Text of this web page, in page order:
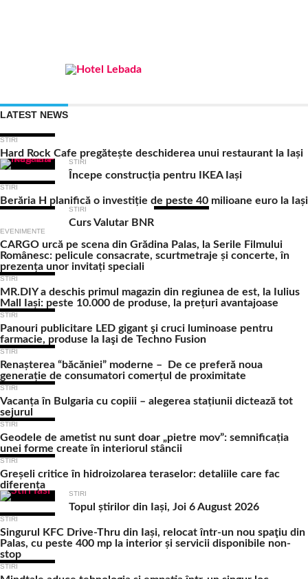
LATEST NEWS
STIRI
Hard Rock Cafe pregătește deschiderea unui restaurant la Iași
STIRI
Începe construcția pentru IKEA Iași
STIRI
Berăria H planifică o investiție de peste 40 milioane euro la Iași
STIRI
Curs Valutar BNR
EVENIMENTE
CARGO urcă pe scena din Grădina Palas, la Serile Filmului
Românesc: pelicule consacrate, scurtmetraje și concerte, în
prezența unor invitați speciali
STIRI
MR.DIY a deschis primul magazin din regiunea de est, la Iulius
Mall Iași: peste 10.000 de produse, la prețuri avantajoase
STIRI
Panouri publicitare LED gigant şi cruci luminoase pentru
farmacie, produse la Iaşi de Techno Fusion
STIRI
Renașterea “băcăniei” moderne – De ce preferă noua
generație de consumatori comerțul de proximitate
STIRI
Vacanța în Bulgaria cu copiii – alegerea stațiunii dictează tot
sejurul
STIRI
Geodele de ametist nu sunt doar „pietre mov”: semnificația
unei forme create în interiorul stâncii
STIRI
Greșeli critice în hidroizolarea teraselor: detaliile care fac
diferența
STIRI
Topul știrilor din Iași, Joi 6 August 2026
STIRI
Singurul KFC Drive-Thru din Iași, relocat într-un nou spaţiu din
Palas, cu peste 400 mp la interior și servicii disponibile non-
stop
STIRI